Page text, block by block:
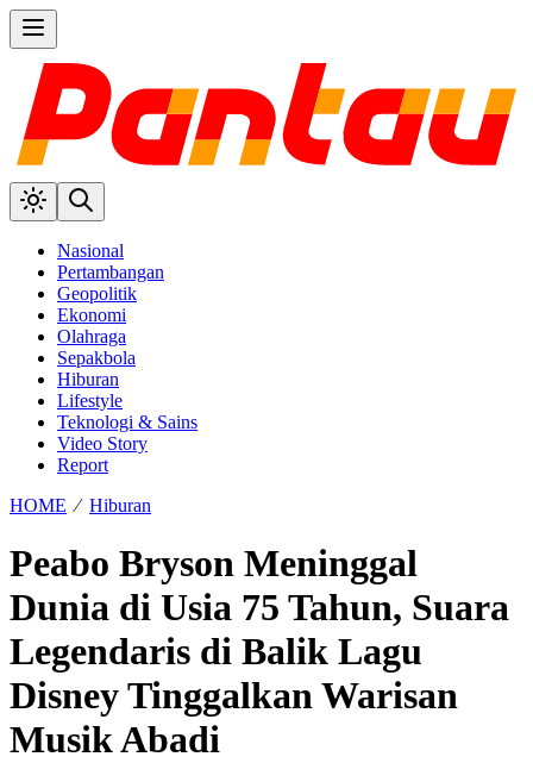
Nasional
Pertambangan
Geopolitik
Ekonomi
Olahraga
Sepakbola
Hiburan
Lifestyle
Teknologi & Sains
Video Story
Report
HOME ⁄ Hiburan
Peabo Bryson Meninggal
Dunia di Usia 75 Tahun, Suara
Legendaris di Balik Lagu
Disney Tinggalkan Warisan
Musik Abadi